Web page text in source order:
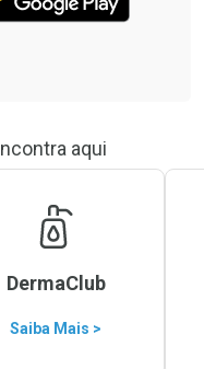
aqui
DermaClub
Saiba Mais >